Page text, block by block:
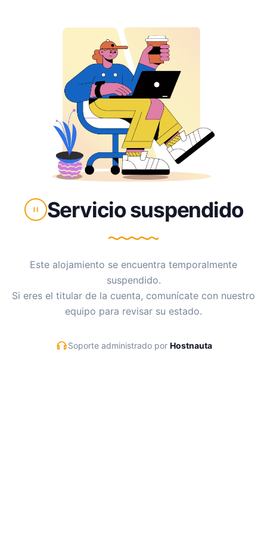
Servicio suspendido
Este alojamiento se encuentra temporalmente
suspendido.
Si eres el titular de la cuenta, comunícate con nuestro
equipo para revisar su estado.
Soporte administrado por Hostnauta